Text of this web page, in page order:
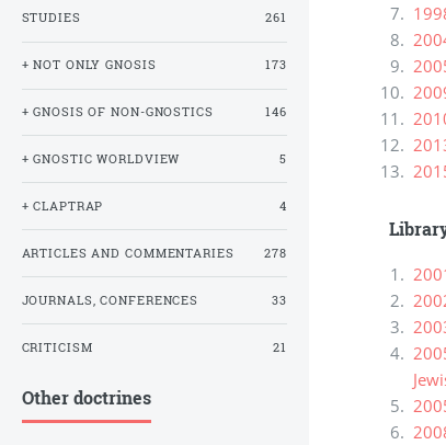
STUDIES 261
+ NOT ONLY GNOSIS 173
+ GNOSIS OF NON-GNOSTICS 146
+ GNOSTIC WORLDVIEW 5
+ CLAPTRAP 4
ARTICLES AND COMMENTARIES 278
JOURNALS, CONFERENCES 33
CRITICISM 21
Other doctrines